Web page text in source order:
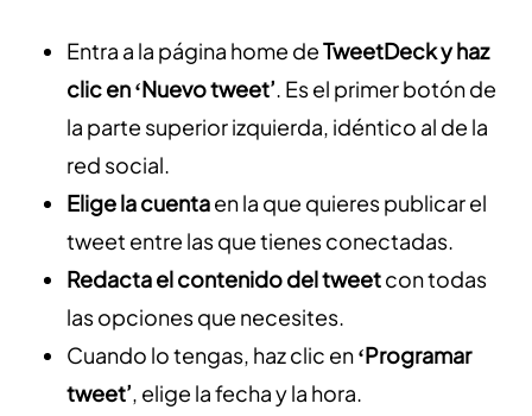
Entra a la página home deTweetDeck y haz
clic en ‘Nuevo tweet’. Es el primer botón de
la parte superior izquierda, idéntico al de la
red social.
Elige la cuentaen la que quieres publicar el
tweet entre las que tienes conectadas.
Redacta el contenido del tweetcon todas
las opciones que necesites.
Cuando lo tengas, haz clic en‘Programar
tweet’, elige la fecha y la hora.